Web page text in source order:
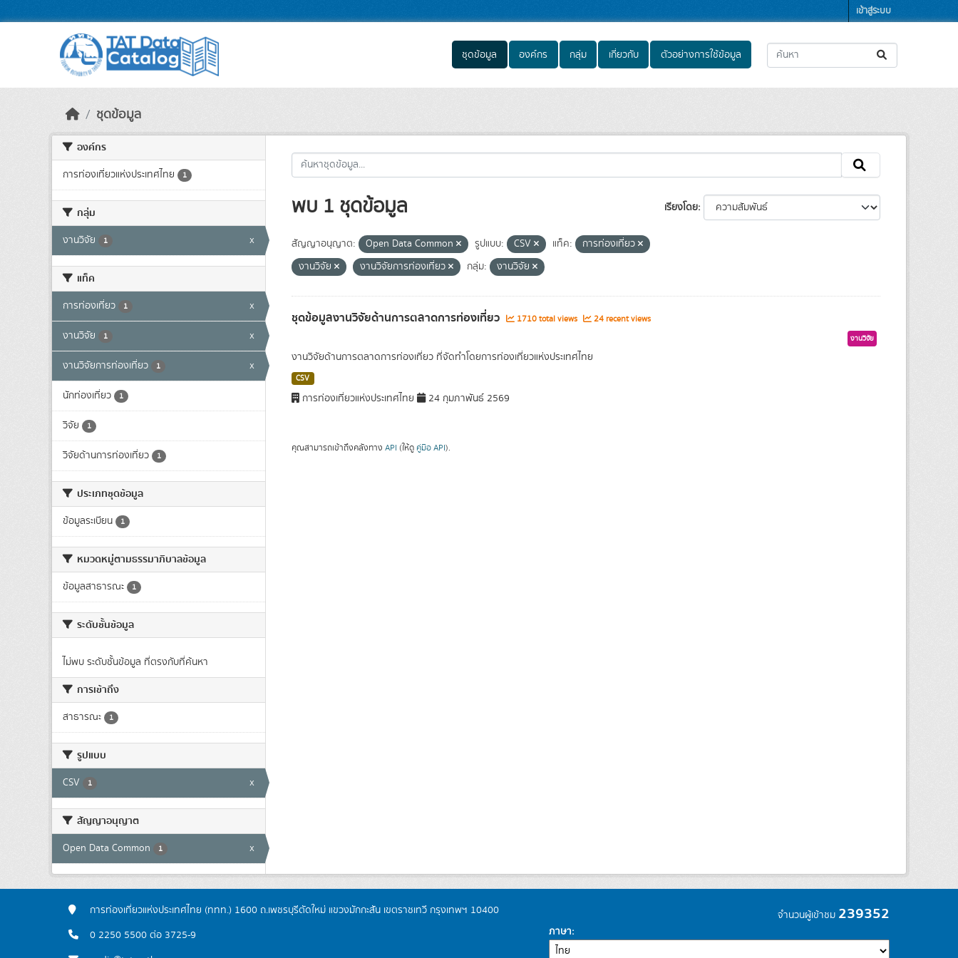
เข้าสู่ระบบ
ชุดข้อมูล องค์กร กลุ่ม เกี่ยวกับ ตัวอย่างการใช้ข้อมูล
ชุดข้อมูล
องค์กร
การท่องเที่ยวแห่งประเทศไทย 1
กลุ่ม
งานวิจัย 1 x
แท็ค
การท่องเที่ยว 1 x
งานวิจัย 1 x
งานวิจัยการท่องเที่ยว 1 x
นักท่องเที่ยว 1
วิจัย 1
วิจัยด้านการท่องเที่ยว 1
ประเภทชุดข้อมูล
ข้อมูลระเบียน 1
หมวดหมู่ตามธรรมาภิบาลข้อมูล
ข้อมูลสาธารณะ 1
ระดับชั้นข้อมูล
ไม่พบ ระดับชั้นข้อมูล ที่ตรงกับที่ค้นหา
การเข้าถึง
สาธารณะ 1
รูปแบบ
CSV 1 x
สัญญาอนุญาต
Open Data Common 1 x
เรียงโดย
พบ 1 ชุดข้อมูล
สัญญาอนุญาต: Open Data Common รูปแบบ: CSV แท็ค:
การท่องเที่ยว
งานวิจัย
งานวิจัยการท่องเที่ยว กลุ่ม: งานวิจัย
ชุดข้อมูลงานวิจัยด้านการตลาดการท่องเที่ยว 1710 total views 24 recent views
งานวิจัย
งานวิจัยด้านการตลาดการท่องเที่ยว ที่จัดทำโดยการท่องเที่ยวแห่งประเทศไทย
CSV
การท่องเที่ยวแห่งประเทศไทย 24 กุมภาพันธ์ 2569
คุณสามารถเข้าถึงคลังทาง API (ให้ดู คู่มือ API).
การท่องเที่ยวแห่งประเทศไทย (ททท.) 1600 ถ.เพชรบุรีตัดใหม่ แขวงมักกะสัน เขตราชเทวี กรุงเทพฯ 10400
0 2250 5500 ต่อ 3725-9
จำนวนผู้เข้าชม 239352
ภาษา